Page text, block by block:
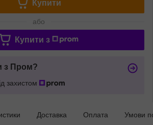
Купити
або
Купити з
з Пром?
захистом
Доставка Оплата Умови